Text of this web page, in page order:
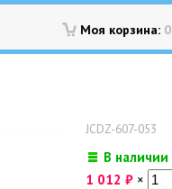
Моя корзина: 0
JCDZ-607-053
В наличии
1 012 ₽ ×